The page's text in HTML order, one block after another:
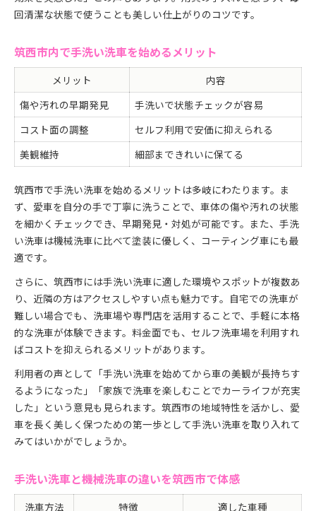
回清潔な状態で使うことも美しい仕上がりのコツです。
筑西市内で手洗い洗車を始めるメリット
メリット
内容
傷や汚れの早期発見
手洗いで状態チェックが容易
コスト面の調整
セルフ利用で安価に抑えられる
美観維持
細部まできれいに保てる
筑西市で手洗い洗車を始めるメリットは多岐にわたります。ま
ず、愛車を自分の手で丁寧に洗うことで、車体の傷や汚れの状態
を細かくチェックでき、早期発見・対処が可能です。また、手洗
い洗車は機械洗車に比べて塗装に優しく、コーティング車にも最
適です。
さらに、筑西市には手洗い洗車に適した環境やスポットが複数あ
り、近隣の方はアクセスしやすい点も魅力です。自宅での洗車が
難しい場合でも、洗車場や専門店を活用することで、手軽に本格
的な洗車が体験できます。料金面でも、セルフ洗車場を利用すれ
ばコストを抑えられるメリットがあります。
利用者の声として「手洗い洗車を始めてから車の美観が長持ちす
るようになった」「家族で洗車を楽しむことでカーライフが充実
した」という意見も見られます。筑西市の地域特性を活かし、愛
車を長く美しく保つための第一歩として手洗い洗車を取り入れて
みてはいかがでしょうか。
手洗い洗車と機械洗車の違いを筑西市で体感
洗車方法 特徴 適した車種